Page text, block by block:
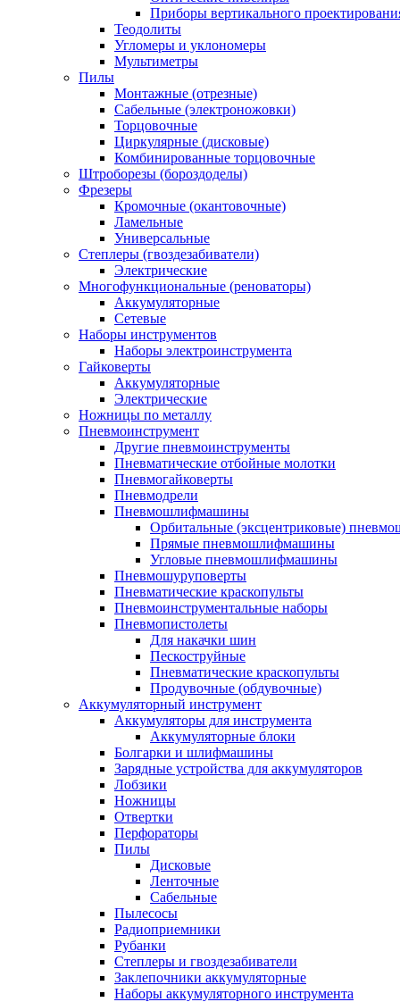
Приборы вертикального
Теодолиты
Угломеры и уклономеры
Мультиметры
Пилы
Монтажные (отрезные)
Сабельные (электроножовки)
Торцовочные
Циркулярные (дисковые)
Комбинированные торцовочные
Штроборезы (бороздоделы)
Фрезеры
Кромочные (окантовочные)
Ламельные
Универсальные
Степлеры (гвоздезабиватели)
Электрические
Многофункциональные (реноваторы)
Аккумуляторные
Сетевые
Наборы инструментов
Наборы электроинструмента
Гайковерты
Аккумуляторные
Электрические
Ножницы по металлу
Пневмоинструмент
Другие пневмоинструменты
Пневматические отбойные молотки
Пневмогайковерты
Пневмодрели
Пневмошлифмашины
Орбитальные (эксцентриковые)
Прямые пневмошлифмашины
Угловые пневмошлифмашины
Пневмошуруповерты
Пневматические краскопульты
Пневмоинструментальные наборы
Пневмопистолеты
Для накачки шин
Пескоструйные
Пневматические краскопульты
Продувочные (обдувочные)
Аккумуляторный инструмент
Аккумуляторы для инструмента
Аккумуляторные блоки
Болгарки и шлифмашины
Зарядные устройства для аккумуляторов
Лобзики
Ножницы
Отвертки
Перфораторы
Пилы
Дисковые
Ленточные
Сабельные
Пылесосы
Радиоприемники
Рубанки
Степлеры и гвоздезабиватели
Заклепочники аккумуляторные
Наборы аккумуляторного инструмента